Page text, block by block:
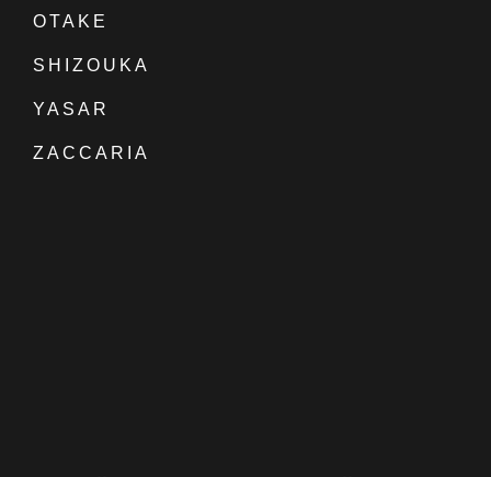
OTAKE
SHIZOUKA
YASAR
ZACCARIA